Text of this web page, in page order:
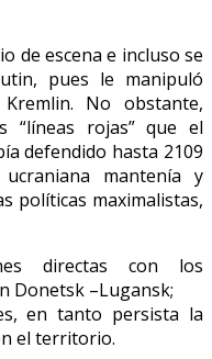
de escena e incluso se
pues le manipuló
No obstante,
“líneas rojas” que el
defendido hasta 2109
mantenía y
políticas maximalistas,
directas con los
Donetsk –Lugansk;
en tanto persista la
el territorio.